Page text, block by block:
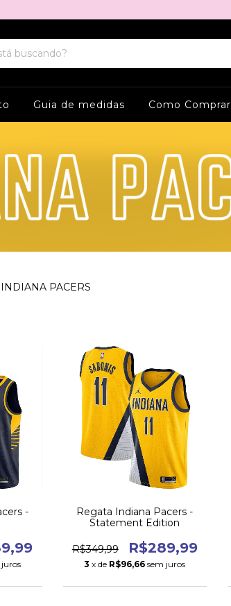
Guia de medidas Como Comprar
INDIANA PACERS
-
Regata Indiana Pacers -
Statement Edition
R$349,99 R$289,99
3 x de R$96,66 sem juros